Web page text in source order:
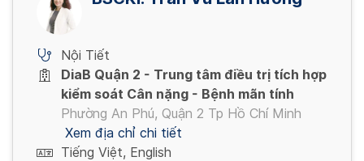
Nội Tiết
DiaB Quận 2 - Trung tâm điều trị tích hợp
kiểm soát Cân nặng - Bệnh mãn tính
Phường An Phú, Quận 2 Tp Hồ Chí Minh
Xem địa chỉ chi tiết
Tiếng Việt, English